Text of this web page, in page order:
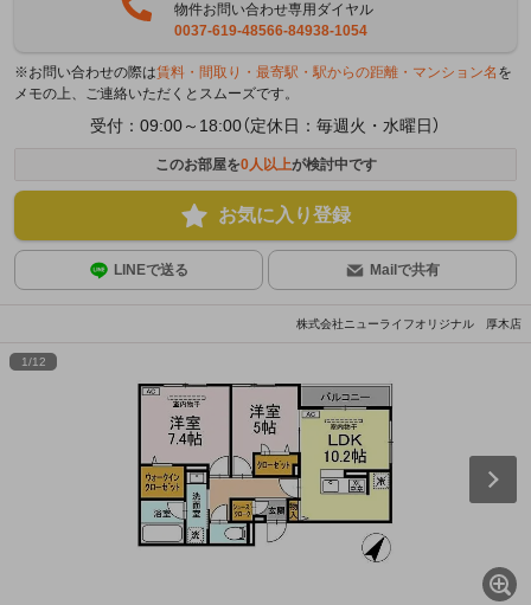
物件お問い合わせ専用ダイヤル
0037-619-48566-84938-1054
※お問い合わせの際は賃料・間取り・最寄駅・駅からの距離・マンション名 を
メモの上、ご連絡いただくとスムーズです。
受付：09:00～18:00（定休日：毎週火・水曜日）
このお部屋を0人以上が検討中です
お気に入り登録
LINEで送る Mailで共有
株式会社ニューライフオリジナル 厚木店
1/12